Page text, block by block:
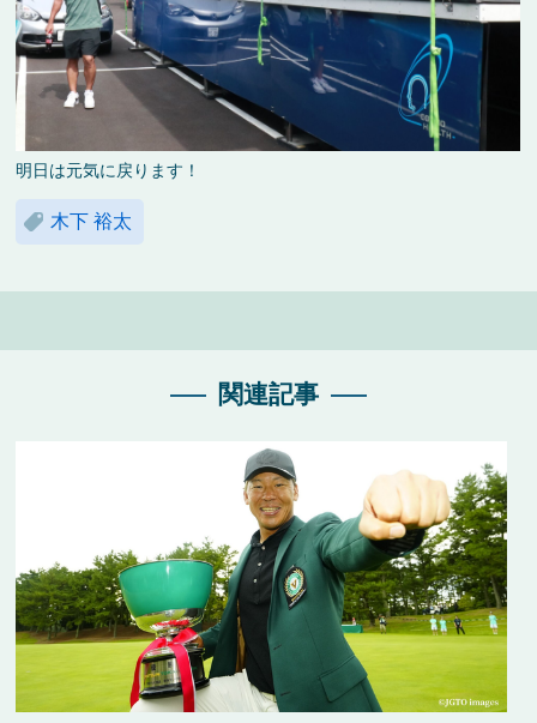
明日は元気に戻ります！
木下 裕太
関連記事